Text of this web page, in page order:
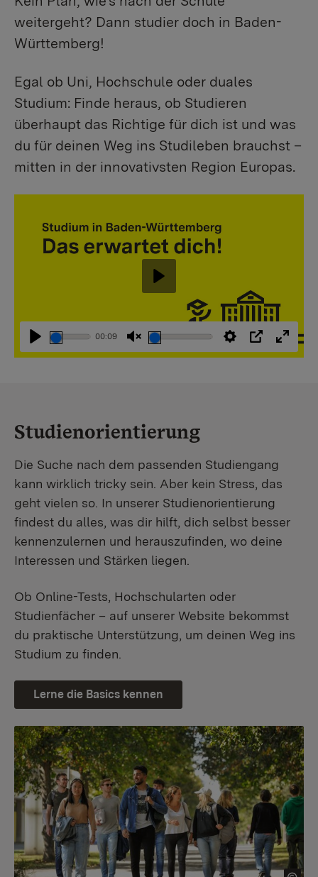
weitergeht? Dann studier doch in Baden-
Württemberg!
Egal ob Uni, Hochschule oder duales
Studium: Finde heraus, ob Studieren
überhaupt das Richtige für dich ist und was
du für deinen Weg ins Studileben brauchst –
mitten in der innovativsten Region Europas.
Abspielen
00:09
StummschaltungEinstellungen
PIP
Abspielen
Studienorientierung
Die Suche nach dem passenden Studiengang
kann wirklich tricky sein. Aber kein Stress, das
geht vielen so. In unserer Studienorientierung
findest du alles, was dir hilft, dich selbst besser
kennenzulernen und herauszufinden, wo deine
Interessen und Stärken liegen.
Ob Online-Tests, Hochschularten oder
Studienfächer – auf unserer Website bekommst
du praktische Unterstützung, um deinen Weg ins
Studium zu finden.
Lerne die Basics kennen